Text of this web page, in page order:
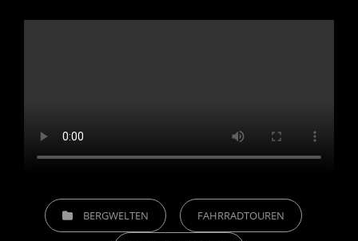
CATEGORIESBERGWELTEN FAHRRADTOUREN